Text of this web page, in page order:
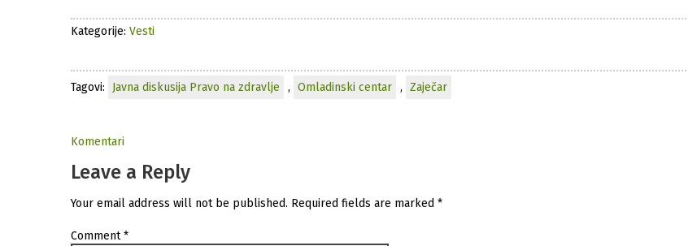
Kategorije: Vesti
Tagovi: Javna diskusija Pravo na zdravlje , Omladinski centar , Zaječar
Komentari
Leave a Reply
Your email address will not be published. Required fields are marked *
Comment*